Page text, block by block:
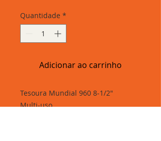
Quantidade *
Adicionar ao carrinho
Tesoura Mundial 960 8-1/2"
Multi-uso